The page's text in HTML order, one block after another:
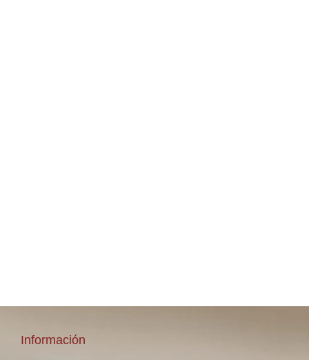
Información